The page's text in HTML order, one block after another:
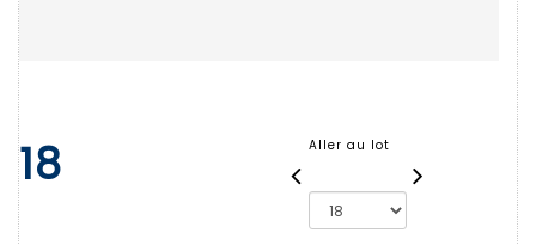
18 Aller au lot